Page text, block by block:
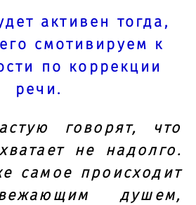
активен тогда,
смотивируем к
по коррекции
речи.
говорят, что
не надолго.
самое происходит
душем,